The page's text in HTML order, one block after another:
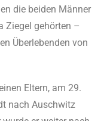
die beiden Männer
Ziegel gehörten –
Überlebenden von
Eltern, am 29.
nach Auschwitz